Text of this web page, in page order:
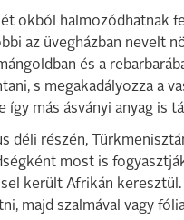
okból halmozódhatnak
az üvegházban nevelt
és a
s megakadályozza a
így más ásványi anyag is
déli részén,
most is
került Afrikán
majd szalmával vagy